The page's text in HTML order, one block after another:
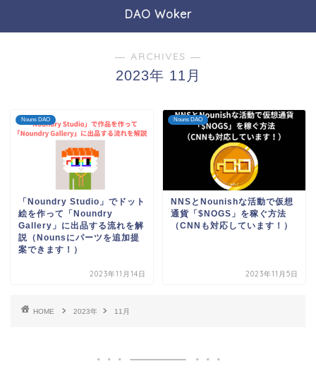
DAO Woker
― ARCHIVES ―
2023年 11月
Nouns DAO
「Noundry Studio」でドット
絵を作って「Noundry
Gallery」に出品する流れを解
説（Nounsにパーツを追加提
案できます！）
2023年11月14日
Nouns DAO
NNSとNounishな活動で仮想
通貨「$NOGS」を稼ぐ方法
（CNNも対応しています！）
2023年11月5日
HOME 2023年 11月